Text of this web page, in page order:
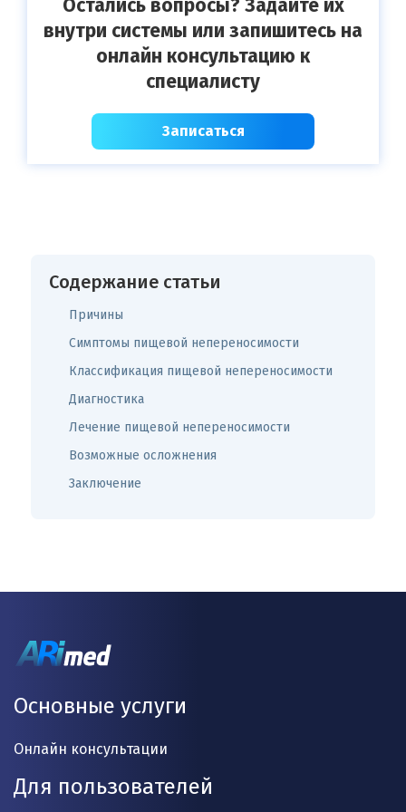
Остались вопросы? Задайте их
внутри системы или запишитесь на
онлайн консультацию к
специалисту
Записаться
Содержание статьи
Причины
Симптомы пищевой непереносимости
Классификация пищевой непереносимости
Диагностика
Лечение пищевой непереносимости
Возможные осложнения
Заключение
Основные услуги
Онлайн консультации
Для пользователей